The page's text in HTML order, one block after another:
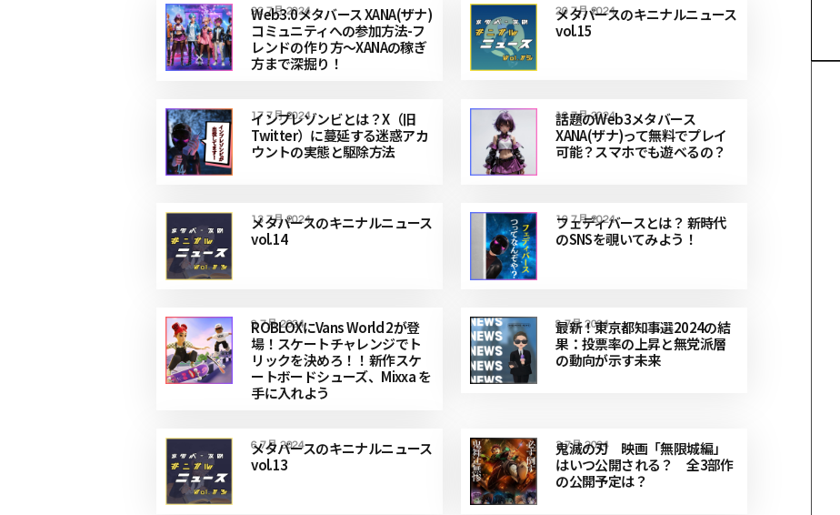
22 7月 2024
Web3.0メタバース XANA(ザナ)
コミュニティへの参加方法-フ
レンドの作り方〜XANAの稼ぎ
方まで深掘り！
20 7月 2024
メタバースのキニナルニュース
vol.15
17 7月 2024
インプレゾンビとは？X（旧
Twitter）に蔓延する迷惑アカ
ウントの実態と駆除方法
16 7月 2024
話題のWeb3メタバース
XANA(ザナ)って無料でプレイ
可能？スマホでも遊べるの？
13 7月 2024
メタバースのキニナルニュース
vol.14
10 7月 2024
フェディバースとは？ 新時代
のSNSを覗いてみよう！
9 7月 2024
ROBLOXにVans World 2が登
場！スケートチャレンジでト
リックを決めろ！！新作スケ
ートボードシューズ、Mixxa を
手に入れよう
8 7月 2024
最新！東京都知事選2024の結
果：投票率の上昇と無党派層
の動向が示す未来
6 7月 2024
メタバースのキニナルニュース
vol.13
3 7月 2024
鬼滅の刃 映画「無限城編」
はいつ公開される？ 全3部作
の公開予定は？